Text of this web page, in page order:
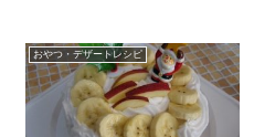
ルのおつまみにもおススメです
＾＾ 『鶴の子大豆』 1缶に塩
小さじ1/2、青のり 大さじ1...
おやつ・デザートレシピ